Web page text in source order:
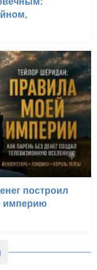
построил
империю